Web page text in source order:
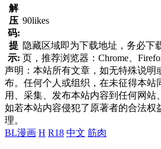
解
压
码:
90likes
提
示:
隐藏区域即为下载地址，务必下
页，推荐浏览器：Chrome、
声明：本站所有文章，如无特殊说明
布。任何个人或组织，在未征得本站
用、采集、发布本站内容到任何网站
如若本站内容侵犯了原著者的合法权
理。
BL漫画 H R18 中文 筋肉